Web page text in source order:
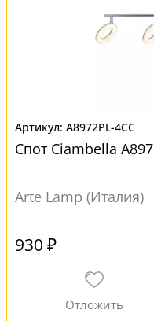
A8972PL-4CC
Спот Ciambella
Arte Lamp (Италия)
930 ₽